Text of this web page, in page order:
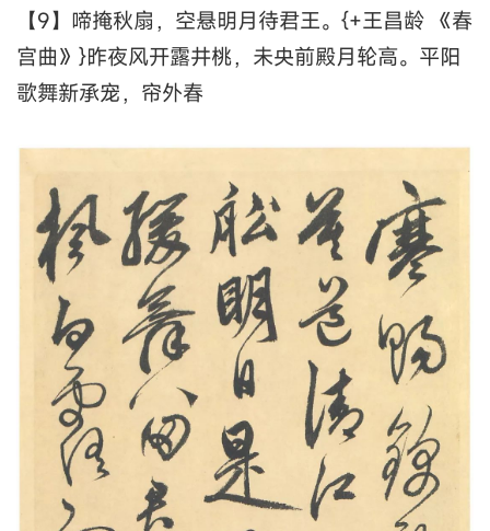
【9】啼掩秋扇，空悬明月待君王。{+王昌龄 《春
宫曲》}昨夜风开露井桃，未央前殿月轮高。平阳
歌舞新承宠，帘外春